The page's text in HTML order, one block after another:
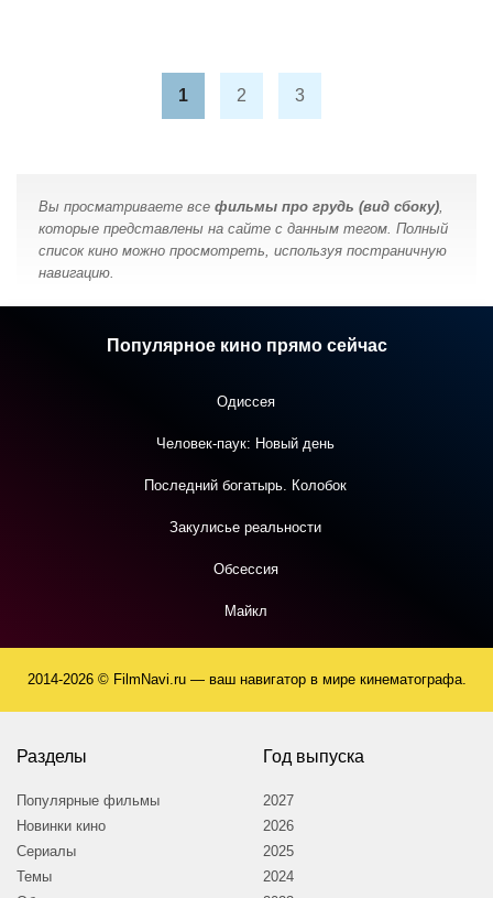
1 2 3
Вы просматриваете все фильмы про грудь (вид сбоку),
которые представлены на сайте с данным тегом. Полный
список кино можно просмотреть, используя постраничную
навигацию.
Популярное кино прямо сейчас
Одиссея
Человек-паук: Новый день
Последний богатырь. Колобок
Закулисье реальности
Обсессия
Майкл
2014-2026 © FilmNavi.ru — ваш навигатор в мире кинематографа.
Разделы
Популярные фильмы
Новинки кино
Сериалы
Темы
Год выпуска
2027
2026
2025
2024